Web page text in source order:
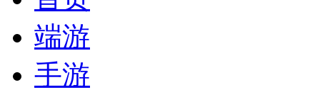
端游
手游